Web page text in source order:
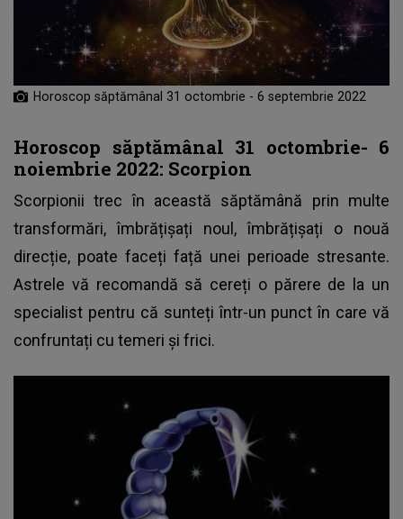
Horoscop săptămânal 31 octombrie - 6 septembrie 2022
Horoscop săptămânal 31 octombrie- 6
noiembrie 2022: Scorpion
Scorpionii trec în această săptămână prin multe
transformări, îmbrățișați noul, îmbrățișați o nouă
direcție, poate faceți față unei perioade stresante.
Astrele vă recomandă să cereți o părere de la un
specialist pentru că sunteți într-un punct în care vă
confruntați cu temeri și frici.